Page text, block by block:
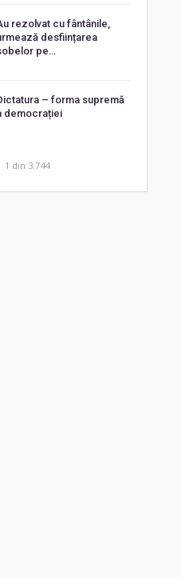
rezolvat cu fântânile,
desființarea
pe…
– forma supremă
democrației
1 din 3.744